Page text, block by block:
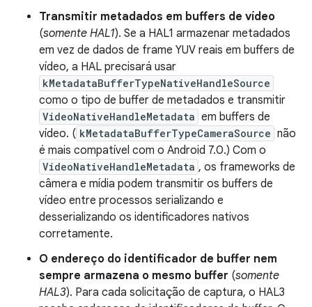
Transmitir metadados em buffers de vídeo
(somente HAL1). Se a HAL1 armazenar metadados
em vez de dados de frame YUV reais em buffers de
vídeo, a HAL precisará usar
kMetadataBufferTypeNativeHandleSource
como o tipo de buffer de metadados e transmitir
VideoNativeHandleMetadata em buffers de
vídeo. ( kMetadataBufferTypeCameraSource não
é mais compatível com o Android 7.0.) Com o
VideoNativeHandleMetadata , os frameworks de
câmera e mídia podem transmitir os buffers de
vídeo entre processos serializando e
desserializando os identificadores nativos
corretamente.
O endereço do identificador de buffer nem
sempre armazena o mesmo buffer (somente
HAL3). Para cada solicitação de captura, o HAL3